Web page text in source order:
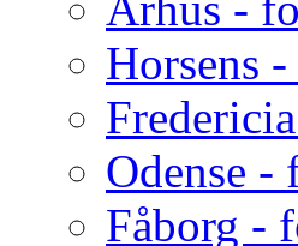
Horsens
Odense -
Fåborg -